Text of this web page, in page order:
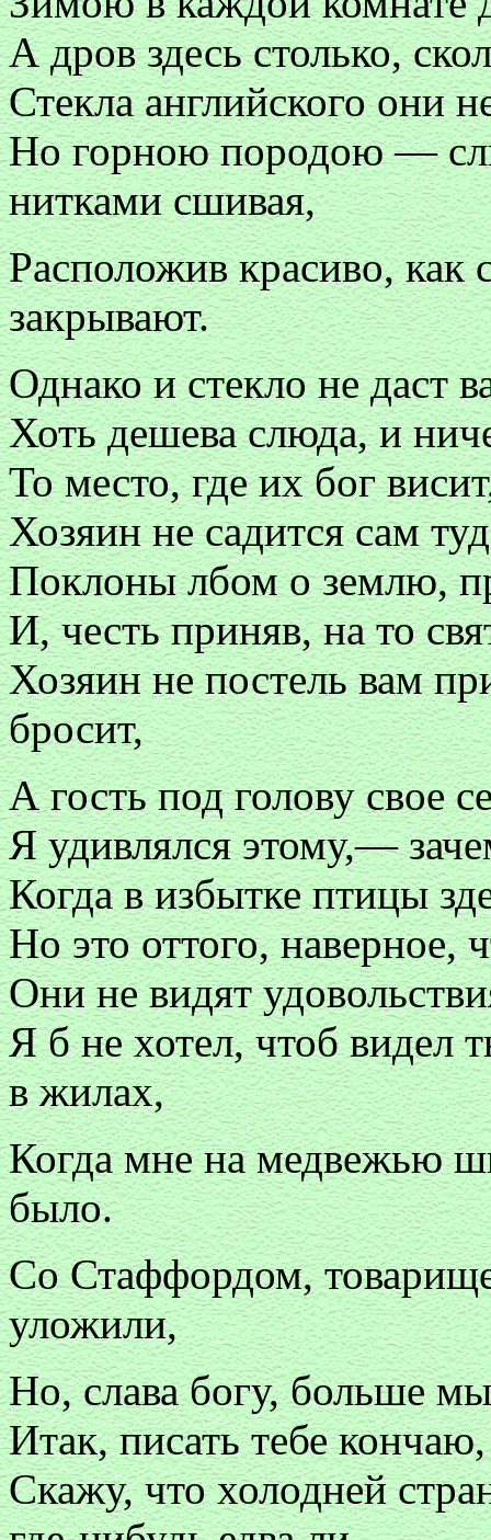
А дров здесь столько,
Стекла английского они
Но горною породою —
нитками сшивая,
Расположив красиво, как
закрывают.
Однако и стекло не даст
Хоть дешева слюда, и
То место, где их бог
Хозяин не садится сам
Поклоны лбом о землю,
И, честь приняв, на то
Хозяин не постель вам
бросит,
А гость под голову свое
Я удивлялся этому,—
Когда в избытке птицы
Но это оттого, наверное,
Они не видят
Я б не хотел, чтоб видел
в жилах,
Когда мне на медвежью
было.
Со Стаффордом,
уложили,
Но, слава богу, больше
Итак, писать тебе кончаю,
Скажу, что холодней